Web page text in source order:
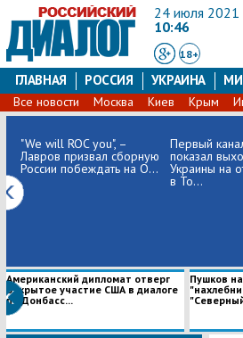
24 июля 2021
10:46
18+
ГЛАВНАЯ РОССИЯ УКРАИНА
Все новости Москва Киев Крым
"We will ROC you", –
Лавров призвал сборную
России побеждать на О...
Первый
показал
Украины на
в То...
Американский дипломат отверг
открытое участие США в диалоге
по Донбасс...
Пушков